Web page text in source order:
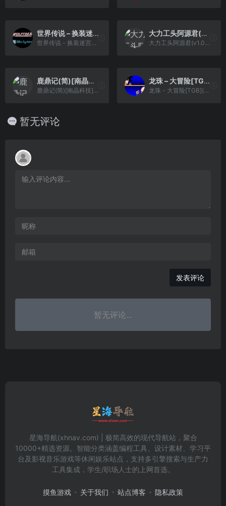
世界传说 – 换装迷宫2[CGP](v3.31)(简)(JP)(64Mb)
世界传说 - 换装迷宫2[CGP](v3.31)(简)(JP)(64Mb)
大力工头阿源君(v1.0)(简)[DMG](JP)[ACT](3Mb)
大力工头阿源君(v1.0)(简)[DMG](JP)[ACT](3Mb)
鹿鼎记(简)[南晶科技](CN)[RPG](4Mb)
鹿鼎记(简)[南晶科技](CN)[RPG](4Mb)
龙珠 – 大冒险[TGB](v2)(简)(JP)(128Mb)
龙珠 - 大冒险[TGB](v2)(简)(JP)(128Mb)
暂无评论
发表评论
暂无评论...
星海导航(xhnav.com) | 极简高效的现代导航站，聚合
10000+精选资源。智能分类涵盖编程工具、设计素材、学习平
台及影视音乐游戏等休闲娱乐站点，支持多引擎搜索与生产力
工具集成，学生/职场人士的上网首选。
摸鱼游戏 关于我们 站点博客 隐私政策